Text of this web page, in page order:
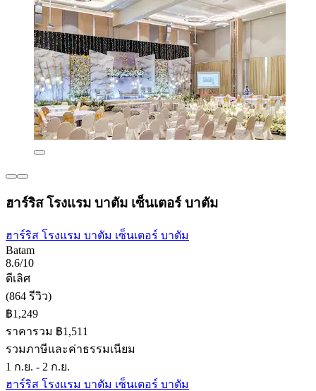
ฮาร์ริส โรงแรม บาตัม เซ็นเตอร์ บาตัม
ฮาร์ริส โรงแรม บาตัม เซ็นเตอร์ บาตัม
Batam
8.6/10
ดีเลิศ
(864 รีวิว)
฿1,249
ราคารวม ฿1,511
รวมภาษีและค่าธรรมเนียม
1 ก.ย. - 2 ก.ย.
ฮาร์ริส โรงแรม บาตัม เซ็นเตอร์ บาตัม